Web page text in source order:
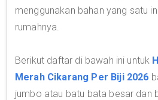
menggunakan bahan yang satu
rumahnya.
Berikut daftar di bawah ini untuk
Merah Cikarang Per Biji 2026
jumbo atau batu bata besar dan